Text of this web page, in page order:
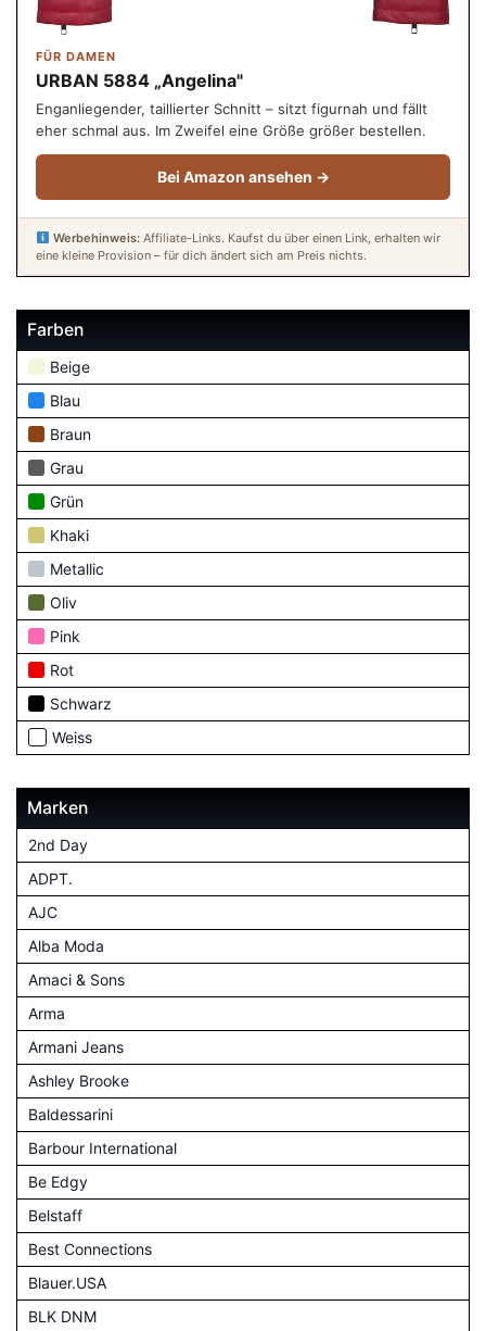
FÜR DAMEN
URBAN 5884 „Angelina"
Enganliegender, taillierter Schnitt – sitzt figurnah und fällt
eher schmal aus. Im Zweifel eine Größe größer bestellen.
Bei Amazon ansehen →
Werbehinweis:Affiliate-Links. Kaufst du über einen Link, erhalten wir
eine kleine Provision – für dich ändert sich am Preis nichts.
Farben
Beige
Blau
Braun
Grau
Grün
Khaki
Metallic
Oliv
Pink
Rot
Schwarz
Weiss
Marken
2nd Day
ADPT.
AJC
Alba Moda
Amaci & Sons
Arma
Armani Jeans
Ashley Brooke
Baldessarini
Barbour International
Be Edgy
Belstaff
Best Connections
Blauer.USA
BLK DNM